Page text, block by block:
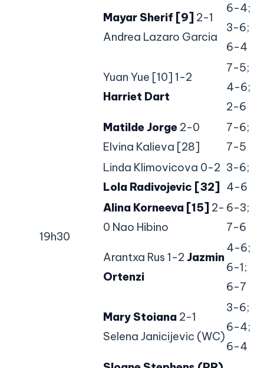
Mayar Sherif [9] 2-1
Andrea Lazaro Garcia
6-4;
3-6;
6-4
Yuan Yue [10] 1-2
Harriet Dart
7-5;
4-6;
2-6
19h30
Matilde Jorge 2-0
Elvina Kalieva [28]
7-6;
7-5
Linda Klimovicova 0-2
Lola Radivojevic [32]
3-6;
4-6
Alina Korneeva [15] 2-
0 Nao Hibino
6-3;
7-6
Arantxa Rus 1-2 Jazmin
Ortenzi
4-6;
6-1;
6-7
Mary Stoiana 2-1
Selena Janicijevic (WC)
3-6;
6-4;
6-4